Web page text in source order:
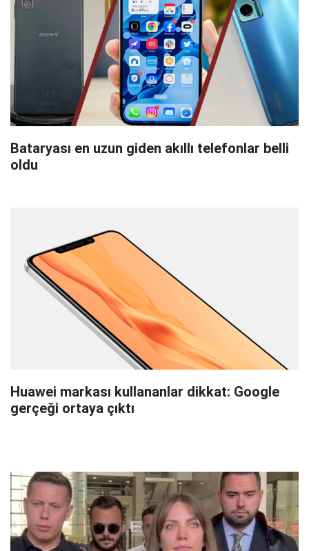
Bataryası en uzun giden akıllı telefonlar belli
oldu
Huawei markası kullananlar dikkat: Google
gerçeği ortaya çıktı